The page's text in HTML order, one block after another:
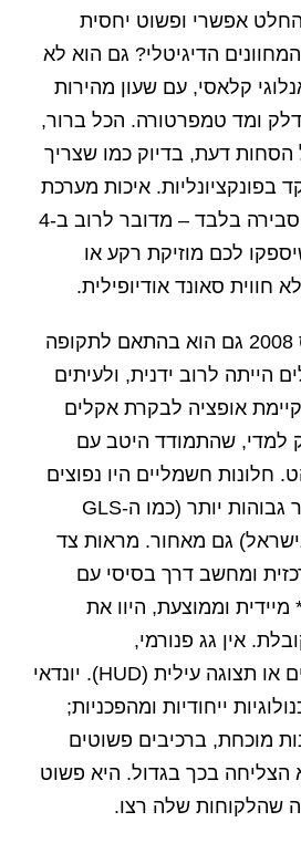
אפשרי ופשוט יחסית
הדיגיטלי? גם הוא לא
קלאסי, עם שעון מהירות
ומד טמפרטורה. הכל ברור,
הסחות דעת, בדיוק כמו שצריך
בפונקציונליות. איכות מערכת
השמע הסטנדרטית סבירה בלבד – מדובר לרוב ב-4
לכם מוזיקת רקע או
חווית סאונד אודיופילית.
אבזור הנוחות בגטס 2008 גם הוא בהתאם לתקופה
הייתה לרוב ידנית, ולעיתים
אופציה לבקרת אקלים
למדי, שהתמודד היטב עם
חלונות חשמליים היו נפוצים
בחזית, וברמות גימור גבוהות יותר (כמו ה-GLS
גם מאחור. מראות צד
ומחשב דרך בסיסי עם
מיידית וממוצעת, היוו את
אין גג פנורמי,
חימום/אוורור מושבים או תצוגה עילית (HUD). יונדאי
ייחודיות ומהפכניות;
מוכחת, ברכיבים פשוטים
הצליחה בכך בגדול. היא פשוט
שהלקוחות שלה רצו.